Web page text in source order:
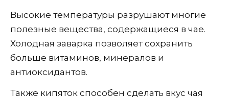
Высокие температуры разрушают многие
полезные вещества, содержащиеся в чае.
Холодная заварка позволяет сохранить
больше витаминов, минералов и
антиоксидантов.
Также кипяток способен сделать вкус чая